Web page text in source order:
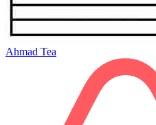
Ahmad Tea